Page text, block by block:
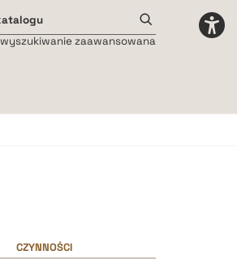
wyszukiwanie zaawansowana
CZYNNOŚCI